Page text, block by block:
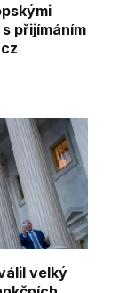
přijímáním
velký